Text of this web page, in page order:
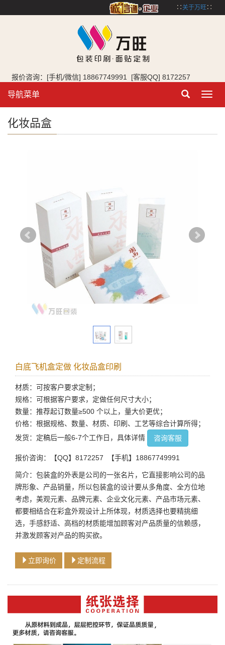
∷ 关于万旺∷
报价咨询：[手机/微信] 18867749991 [客服QQ] 8172257
导航菜单
化妆品盒
白底飞机盒定做 化妆品盒印刷
材质：可按客户要求定制；
规格：可根据客户要求，定做任何尺寸大小；
数量：推荐起订数量≥500 个以上，量大价更优；
价格：根据规格、数量、材质、印刷、工艺等综合计算所得；
发货：定稿后一般6-7个工作日，具体详情
咨询客服
报价咨询：【QQ】8172257 【手机】18867749991
简介：包装盒的外表是公司的一张名片，它直接影响公司的品
牌形象、产品销量，所以包装盒的设计要从多角度、全方位地
考虑，美观元素、品牌元素、企业文化元素、产品市场元素、
都要相结合在彩盒外观设计上所体现，材质选择也要精挑细
选，手感舒适、高档的材质能增加顾客对产品质量的信赖感，
并激发顾客对产品的购买欲。
立即询价 定制流程